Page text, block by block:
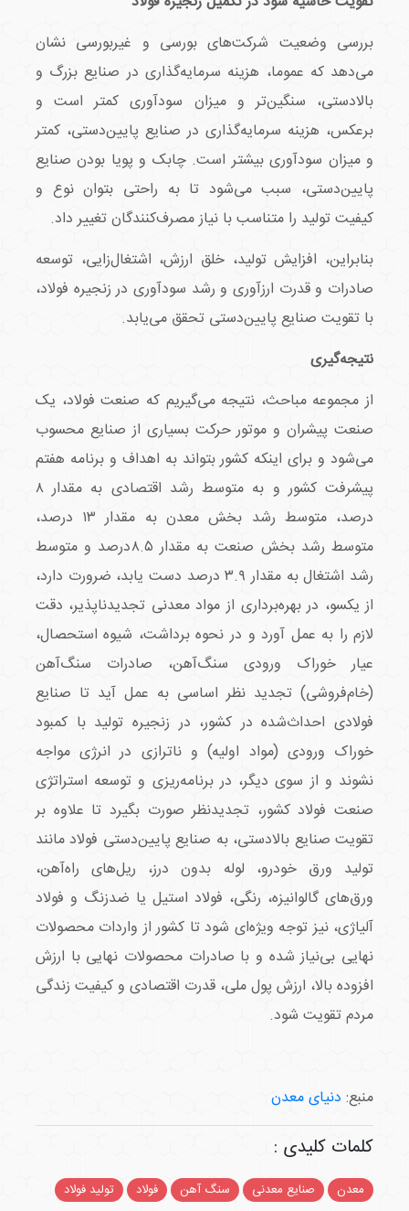
بررسی وضعیت شرکت‌های بورسی و غیر‌بورسی نشان
می‌دهد که عموما، هزینه سرمایه‌گذاری در صنایع بزرگ و
بالادستی، سنگین‌تر و میزان سودآوری کمتر است و
برعکس، هزینه سرمایه‌گذاری در صنایع پایین‌دستی، کمتر
و میزان سودآوری بیشتر است. چابک و پویا بودن صنایع
پایین‌دستی، سبب می‌شود تا به راحتی بتوان نوع و
کیفیت تولید را متناسب با نیاز مصرف‌کنندگان تغییر داد.
بنابراین، افزایش تولید، خلق ارزش، اشتغال‌زایی، توسعه
صادرات و قدرت ارزآوری و رشد سودآوری در زنجیره فولاد،
با تقویت صنایع پایین‌دستی تحقق می‌یابد.
نتیجه‌گیری
از مجموعه مباحث، نتیجه می‌گیریم که صنعت فولاد، یک
صنعت پیشران و موتور حرکت بسیاری از صنایع محسوب
می‌شود و برای اینکه کشور بتواند به اهداف و برنامه هفتم
پیشرفت کشور و به متوسط رشد اقتصادی به مقدار ۸
درصد، متوسط رشد بخش معدن به مقدار ۱۳ درصد،
متوسط رشد بخش صنعت به مقدار ۸.۵درصد و متوسط
رشد اشتغال به مقدار ۳.۹ درصد دست یابد، ضرورت دارد،
از یکسو، در بهره‌برداری از مواد معدنی تجدیدناپذیر، دقت
لازم را به عمل آورد و در نحوه برداشت، شیوه استحصال،
عیار خوراک ورودی سنگ‌آهن، صادرات سنگ‌آهن
(خام‌فروشی) تجدید نظر اساسی به عمل آید تا صنایع
فولادی احداث‌شده در کشور، در زنجیره تولید با کمبود
خوراک ورودی (مواد اولیه) و ناترازی در انرژی مواجه
نشوند و از سوی دیگر، در برنامه‌ریزی و توسعه استراتژی
صنعت فولاد کشور، تجدیدنظر صورت بگیرد تا علاوه بر
تقویت صنایع بالادستی، به صنایع پایین‌دستی فولاد مانند
تولید ورق خودرو، لوله بدون درز، ریل‌های راه‌آهن،
ورق‌های گالوانیزه، رنگی، فولاد استیل یا ضد‌زنگ و فولاد
آلیاژی، نیز توجه ویژه‌ای شود تا کشور از واردات محصولات
نهایی بی‌نیاز شده و با صادرات محصولات نهایی با ارزش
افزوده بالا، ارزش پول ملی، قدرت اقتصادی و کیفیت زندگی
مردم تقویت شود.
منبع: دنیای معدن
کلمات کلیدی :
معدن صنایع معدنی سنگ آهن فولاد تولید فولاد